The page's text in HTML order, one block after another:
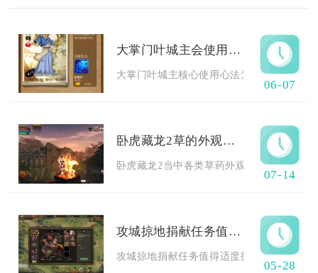
大掌门叶城主会使用哪种心法
大掌门叶城主核心使用心法为七伤心经，
06-07
卧虎藏龙2草的外观是怎样的
卧虎藏龙2当中各类草药外观区分度极高，
07-14
攻城掠地捐献任务值得投入时间和精力吗
攻城掠地捐献任务值得适度投入时间和精
05-28